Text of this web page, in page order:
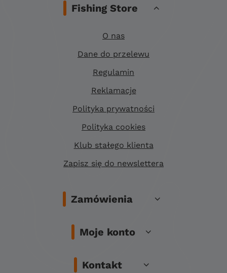
Fishing Store
O nas
Dane do przelewu
Regulamin
Reklamacje
Polityka prywatności
Polityka cookies
Klub stałego klienta
Zapisz się do newslettera
Zamówienia
Moje konto
Kontakt